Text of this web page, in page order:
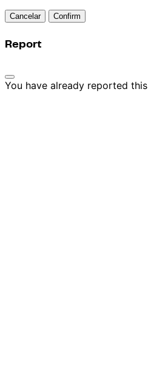
Confirm
Report
You have already reported this